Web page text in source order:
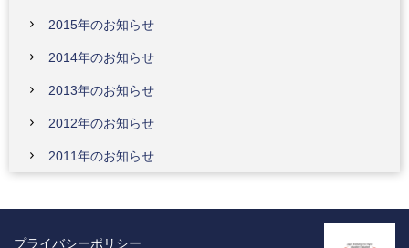
2015年のお知らせ
2014年のお知らせ
2013年のお知らせ
2012年のお知らせ
2011年のお知らせ
プライバシーポリシー